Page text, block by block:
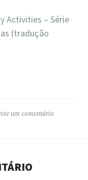
Activities – Série
(tradução
um comentário